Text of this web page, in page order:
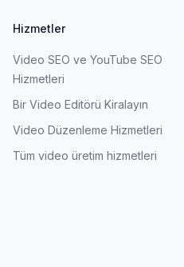
Hizmetler
Video SEO ve YouTube SEO
Hizmetleri
Bir Video Editörü Kiralayın
Video Düzenleme Hizmetleri
Tüm video üretim hizmetleri